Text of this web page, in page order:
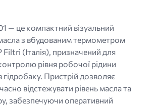
— це компактний візуальний
масла з вбудованим термометром
(Італія), призначений для
рівня робочої рідини
Пристрій дозволяє
відстежувати рівень масла та
забезпечуючи оперативний